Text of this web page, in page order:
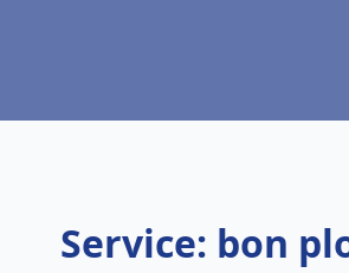
Service: bon